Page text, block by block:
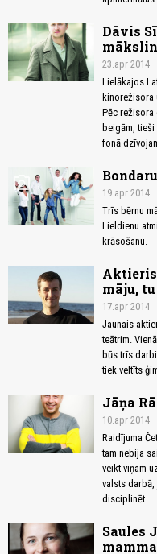
Dāvis
23.apr 2014
Lielākajos
kinorežisora
Pēc režisora
beigām,
fonā
photo_camera
19.apr 2014
Trīs bērnu
Lieldienu
krāsošanu.
māju,
17.apr 2014
Jaunais
teātrim.
būs trīs
tiek veltīts
Jāņa
10.apr 2014
Raidījuma
tam nebija
veikt viņam
valsts darbā,
disciplinēt.
Saules
mamma